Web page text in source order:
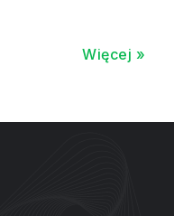
Więcej »